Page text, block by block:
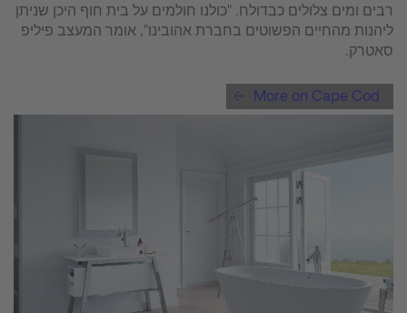
רבים ומים צלולים כבדולח. "כולנו חולמים על בית חוף היכן שניתן
ליהנות מהחיים הפשוטים בחברת אהובינו", אומר המעצב פיליפ
סאטרק.
More on Cape Cod